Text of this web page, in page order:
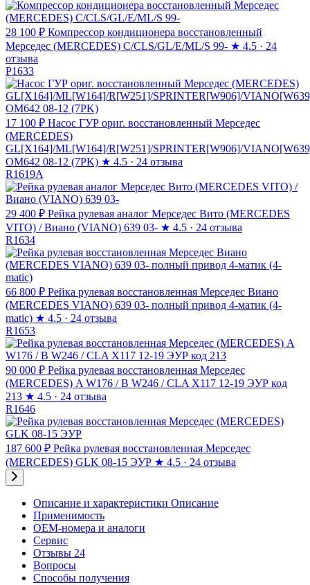
28 100 ₽ Компрессор кондиционера восстановленный
Мерседес (MERCEDES) C/CLS/GL/E/ML/S 99- ★ 4.5 · 24
отзыва
P1633
17 100 ₽ Насос ГУР ориг. восстановленный Мерседес
(MERCEDES)
GL[X164]/ML[W164]/R[W251]/SPRINTER[W906]/
OM642 08-12 (7PK) ★ 4.5 · 24 отзыва
R1619A
29 400 ₽ Рейка рулевая аналог Мерседес Вито (MERCEDES
VITO) / Виано (VIANO) 639 03- ★ 4.5 · 24 отзыва
R1634
66 800 ₽ Рейка рулевая восстановленная Мерседес Виано
(MERCEDES VIANO) 639 03- полный привод 4-матик (4-
matic) ★ 4.5 · 24 отзыва
R1653
90 000 ₽ Рейка рулевая восстановленная Мерседес
(MERCEDES) A W176 / B W246 / CLA X117 12-19 ЭУР код
213 ★ 4.5 · 24 отзыва
R1646
187 600 ₽ Рейка рулевая восстановленная Мерседес
(MERCEDES) GLK 08-15 ЭУР ★ 4.5 · 24 отзыва
Описание и характеристики Описание
Применимость
OEM-номера и аналоги
Сервис
Отзывы 24
Вопросы
Способы получения